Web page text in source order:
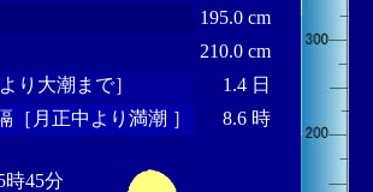
195.0 cm
210.0 cm
り大潮まで］
1.4 日
［月正中より満潮 ］
8.6 時
時45分